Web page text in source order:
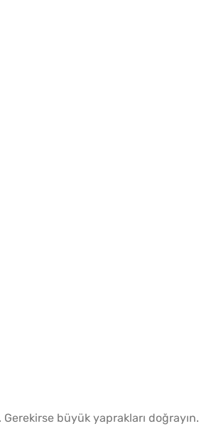
Gerekirse büyük yaprakları doğrayın.